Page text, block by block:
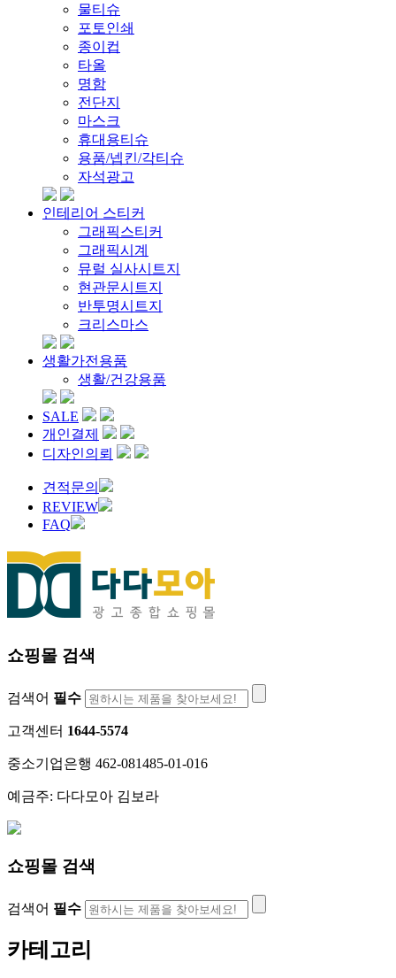
물티슈
포토인쇄
종이컵
타올
명함
전단지
마스크
휴대용티슈
용품/넵킨/각티슈
자석광고
인테리어 스티커
그래픽스티커
그래픽시계
뮤럴 실사시트지
현관문시트지
반투명시트지
크리스마스
생활가전용품
생활/건강용품
SALE
개인결제
디자인의뢰
견적문의
REVIEW
FAQ
쇼핑몰 검색
검색어 필수
고객센터 1644-5574
중소기업은행 462-081485-01-016
예금주: 다다모아 김보라
쇼핑몰 검색
검색어 필수
카테고리